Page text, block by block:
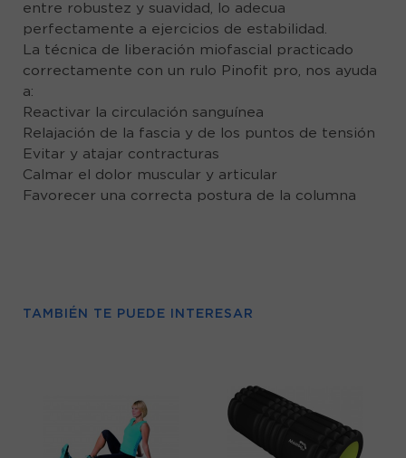
entre robustez y suavidad, lo adecua
perfectamente a ejercicios de estabilidad.
La técnica de liberación miofascial practicado
correctamente con un rulo Pinofit pro, nos ayuda
a:
Reactivar la circulación sanguínea
Relajación de la fascia y de los puntos de tensión
Evitar y atajar contracturas
Calmar el dolor muscular y articular
Favorecer una correcta postura de la columna
TAMBIÉN TE PUEDE INTERESAR